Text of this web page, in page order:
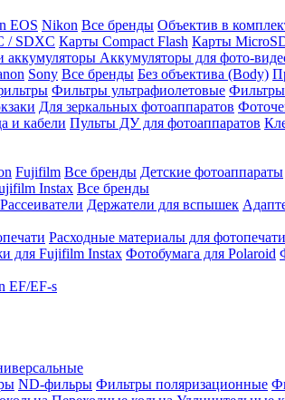
EOS Nikon Все бренды Объектив в
/ SDXC Карты Compact Flash Карты
аккумуляторы Аккумуляторы для фото-
Sony Все бренды Без объектива (Body)
Фильтры ультрафиолетовые
Для зеркальных фотоаппаратов
и кабели Пульты ДУ для фотоаппаратов
Fujifilm Все бренды Детские фотоаппараты
Instax Все бренды
Рассеиватели Держатели для вспышек
Расходные материалы для фотопечати
для Fujifilm Instax Фотобумага для Polaroid
EF/EF-s
ND-фильры Фильтры поляризационные